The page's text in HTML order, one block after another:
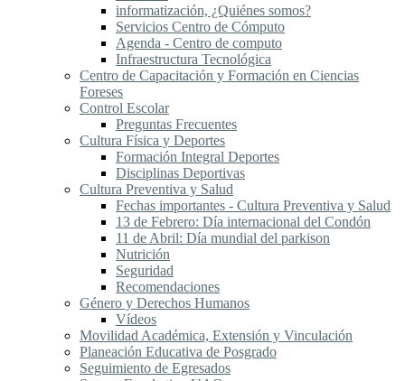
informatización, ¿Quiénes somos?
Servicios Centro de Cómputo
Agenda - Centro de computo
Infraestructura Tecnológica
Centro de Capacitación y Formación en Ciencias
Foreses
Control Escolar
Preguntas Frecuentes
Cultura Física y Deportes
Formación Integral Deportes
Disciplinas Deportivas
Cultura Preventiva y Salud
Fechas importantes - Cultura Preventiva y Salud
13 de Febrero: Día internacional del Condón
11 de Abril: Día mundial del parkison
Nutrición
Seguridad
Recomendaciones
Género y Derechos Humanos
Vídeos
Movilidad Académica, Extensión y Vinculación
Planeación Educativa de Posgrado
Seguimiento de Egresados